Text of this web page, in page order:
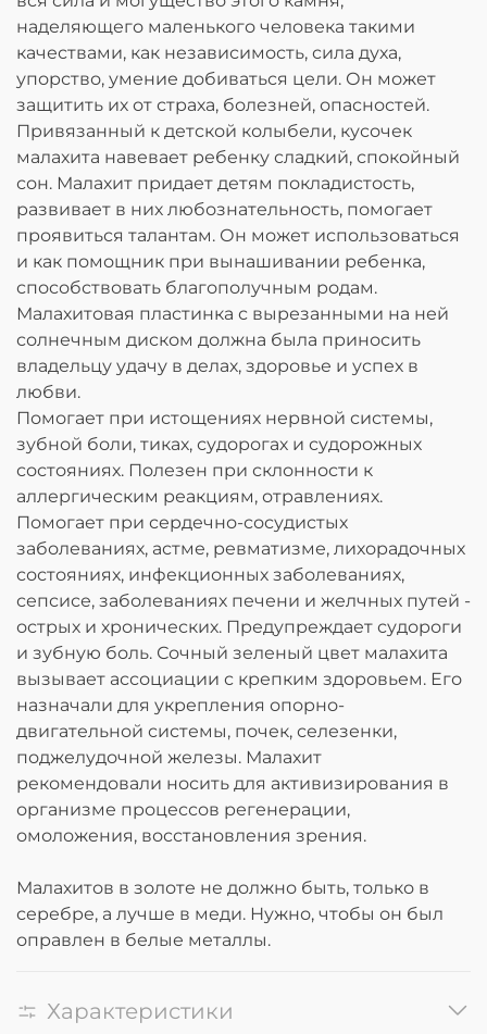
наделяющего маленького человека такими
качествами, как независимость, сила духа,
упорство, умение добиваться цели. Он может
защитить их от страха, болезней, опасностей.
Привязанный к детской колыбели, кусочек
малахита навевает ребенку сладкий, спокойный
сон. Малахит придает детям покладистость,
развивает в них любознательность, помогает
проявиться талантам. Он может использоваться
и как помощник при вынашивании ребенка,
способствовать благополучным родам.
Малахитовая пластинка с вырезанными на ней
солнечным диском должна была приносить
владельцу удачу в делах, здоровье и успех в
любви.
Помогает при истощениях нервной системы,
зубной боли, тиках, судорогах и судорожных
состояниях. Полезен при склонности к
аллергическим реакциям, отравлениях.
Помогает при сердечно-сосудистых
заболеваниях, астме, ревматизме, лихорадочных
состояниях, инфекционных заболеваниях,
сепсисе, заболеваниях печени и желчных путей -
острых и хронических. Предупреждает судороги
и зубную боль. Сочный зеленый цвет малахита
вызывает ассоциации с крепким здоровьем. Его
назначали для укрепления опорно-
двигательной системы, почек, селезенки,
поджелудочной железы. Малахит
рекомендовали носить для активизирования в
организме процессов регенерации,
омоложения, восстановления зрения.
Малахитов в золоте не должно быть, только в
серебре, а лучше в меди. Нужно, чтобы он был
оправлен в белые металлы.
Характеристики